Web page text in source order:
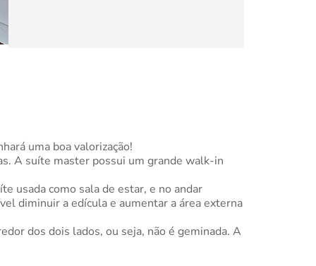
uma boa valorização!
A suíte master possui um grande walk-in
usada como sala de estar, e no andar
diminuir a edícula e aumentar a área externa
dos dois lados, ou seja, não é geminada. A